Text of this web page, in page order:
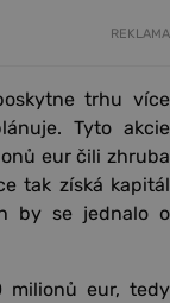
REKLAMA
trhu více
Tyto akcie
eur čili zhruba
tak získá kapitál
by se jednalo o
milionů eur, tedy